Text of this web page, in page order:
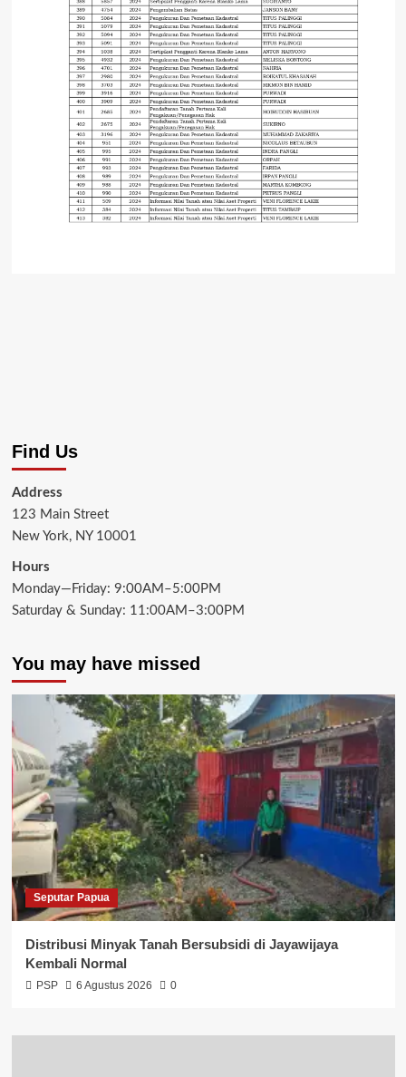
Find Us
Address
123 Main Street
New York, NY 10001
Hours
Monday—Friday: 9:00AM–5:00PM
Saturday & Sunday: 11:00AM–3:00PM
You may have missed
Seputar Papua
Distribusi Minyak Tanah Bersubsidi di Jayawijaya
Kembali Normal
PSP 6 Agustus 2026 0